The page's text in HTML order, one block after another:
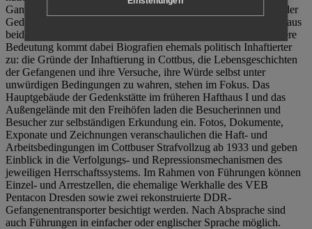
Ganzjährig zeigen mehrere Dauer- und Sonderausstellungen in der
Gedenkstätte Zuchthaus Cottbus Beispiele politischen Unrechts aus
beiden deutschen Diktaturen des 20. Jahrhunderts. Eine besondere
Bedeutung kommt dabei Biografien ehemals politisch Inhaftierter
zu: die Gründe der Inhaftierung in Cottbus, die Lebensgeschichten
der Gefangenen und ihre Versuche, ihre Würde selbst unter
unwürdigen Bedingungen zu wahren, stehen im Fokus. Das
Hauptgebäude der Gedenkstätte im früheren Hafthaus I und das
Außengelände mit den Freihöfen laden die Besucherinnen und
Besucher zur selbständigen Erkundung ein. Fotos, Dokumente,
Exponate und Zeichnungen veranschaulichen die Haft- und
Arbeitsbedingungen im Cottbuser Strafvollzug ab 1933 und geben
Einblick in die Verfolgungs- und Repressionsmechanismen des
jeweiligen Herrschaftssystems. Im Rahmen von Führungen können
Einzel- und Arrestzellen, die ehemalige Werkhalle des VEB
Pentacon Dresden sowie zwei rekonstruierte DDR-
Gefangenentransporter besichtigt werden. Nach Absprache sind
auch Führungen in einfacher oder englischer Sprache möglich.